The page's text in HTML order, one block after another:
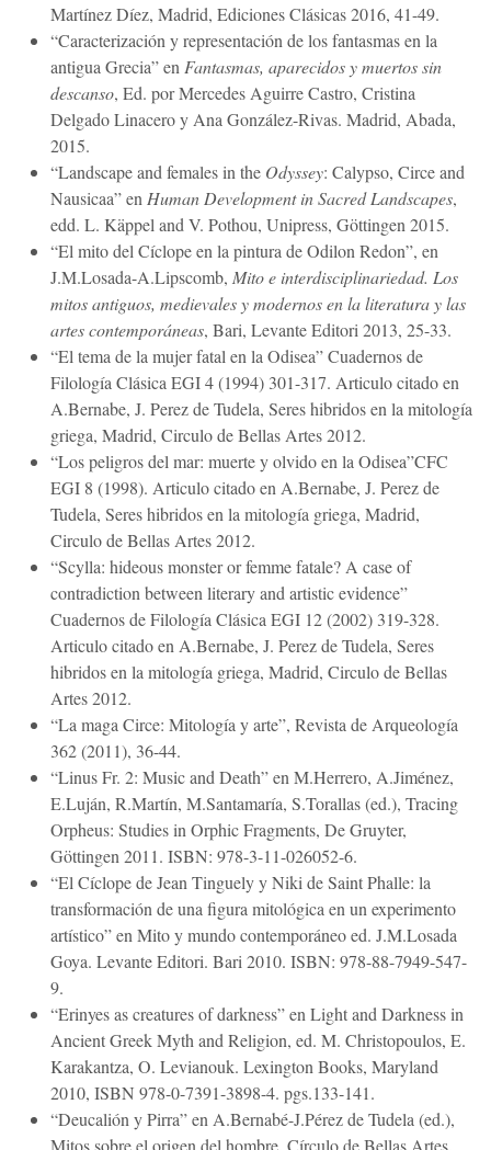
Martínez Díez, Madrid, Ediciones Clásicas 2016, 41-49.
“Caracterización y representación de los fantasmas en la
antigua Grecia” en Fantasmas, aparecidos y muertos sin
descanso, Ed. por Mercedes Aguirre Castro, Cristina
Delgado Linacero y Ana González-Rivas. Madrid, Abada,
2015.
“Landscape and females in the Odyssey: Calypso, Circe and
Nausicaa” en Human Development in Sacred Landscapes,
edd. L. Käppel and V. Pothou, Unipress, Göttingen 2015.
“El mito del Cíclope en la pintura de Odilon Redon”, en
J.M.Losada-A.Lipscomb, Mito e interdisciplinariedad. Los
mitos antiguos, medievales y modernos en la literatura y las
artes contemporáneas, Bari, Levante Editori 2013, 25-33.
“El tema de la mujer fatal en la Odisea” Cuadernos de
Filología Clásica EGI 4 (1994) 301-317. Articulo citado en
A.Bernabe, J. Perez de Tudela, Seres hibridos en la mitología
griega, Madrid, Circulo de Bellas Artes 2012.
“Los peligros del mar: muerte y olvido en la Odisea”CFC
EGI 8 (1998). Articulo citado en A.Bernabe, J. Perez de
Tudela, Seres hibridos en la mitología griega, Madrid,
Circulo de Bellas Artes 2012.
“Scylla: hideous monster or femme fatale? A case of
contradiction between literary and artistic evidence”
Cuadernos de Filología Clásica EGI 12 (2002) 319-328.
Articulo citado en A.Bernabe, J. Perez de Tudela, Seres
hibridos en la mitología griega, Madrid, Circulo de Bellas
Artes 2012.
“La maga Circe: Mitología y arte”, Revista de Arqueología
362 (2011), 36-44.
“Linus Fr. 2: Music and Death” en M.Herrero, A.Jiménez,
E.Luján, R.Martín, M.Santamaría, S.Torallas (ed.), Tracing
Orpheus: Studies in Orphic Fragments, De Gruyter,
Göttingen 2011. ISBN: 978-3-11-026052-6.
“El Cíclope de Jean Tinguely y Niki de Saint Phalle: la
transformación de una figura mitológica en un experimento
artístico” en Mito y mundo contemporáneo ed. J.M.Losada
Goya. Levante Editori. Bari 2010. ISBN: 978-88-7949-547-
9.
“Erinyes as creatures of darkness” en Light and Darkness in
Ancient Greek Myth and Religion, ed. M. Christopoulos, E.
Karakantza, O. Levianouk. Lexington Books, Maryland
2010, ISBN 978-0-7391-3898-4. pgs.133-141.
“Deucalión y Pirra” en A.Bernabé-J.Pérez de Tudela (ed.),
Mitos sobre el origen del hombre. Círculo de Bellas Artes.